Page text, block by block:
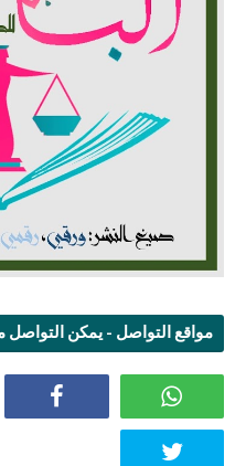
مواقع التواصل - يمكن التواصل